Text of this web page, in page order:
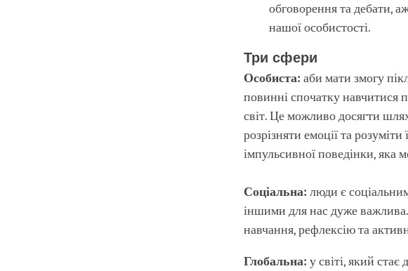
обговорення та дебати,
нашої особистості.
Три сфери
Особиста: аби мати змогу
повинні спочатку навчитися
світ. Це можливо досягти
розрізняти емоції та
імпульсивної поведінки,
Соціальна: люди є
іншими для нас дуже
навчання, рефлексію та
Глобальна: у світі, який